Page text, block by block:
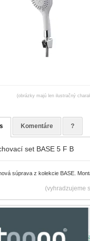
(obrázky majú len ilustračný
Komentáre ?
set BASE 5 F B
súprava z kolekcie BASE.
(vyhradzujeme